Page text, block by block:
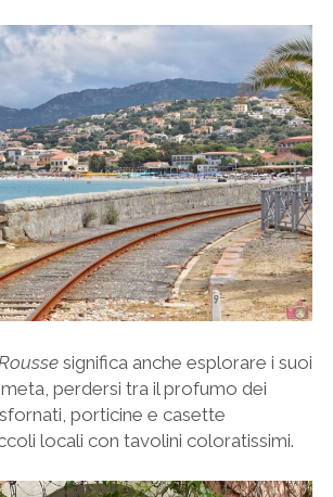
significa anche esplorare i suoi
perdersi tra il profumo dei
porticine e casette
locali con tavolini coloratissimi.